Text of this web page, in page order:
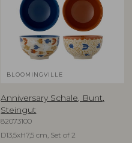
BLOOMINGVILLE
Anniversary Schale, Bunt,
Steingut
82073100
D13,5xH7,5 cm, Set of 2